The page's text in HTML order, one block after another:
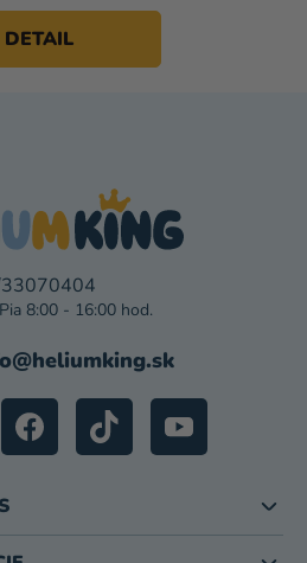
DETAIL
@heliumking.sk